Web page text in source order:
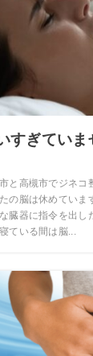
すぎていま
と高槻市でジネコ
の脳は休めていま
臓器に指令を出し
ている間は脳...